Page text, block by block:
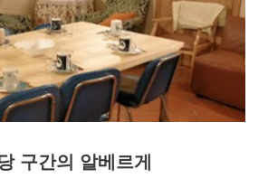
구간의 알베르게